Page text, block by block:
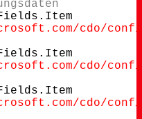
. Item
cdo/
. Item
cdo/
. Item
cdo/